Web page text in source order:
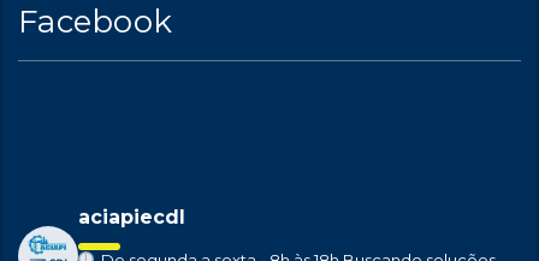
Facebook
aciapiecdl